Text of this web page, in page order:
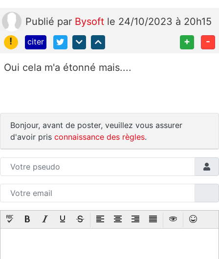
Publié par Bysoft le 24/10/2023 à 20h15
!
citer + -
Oui cela m'a étonné mais....
Bonjour, avant de poster, veuillez vous assurer
d'avoir pris connaissance des règles.